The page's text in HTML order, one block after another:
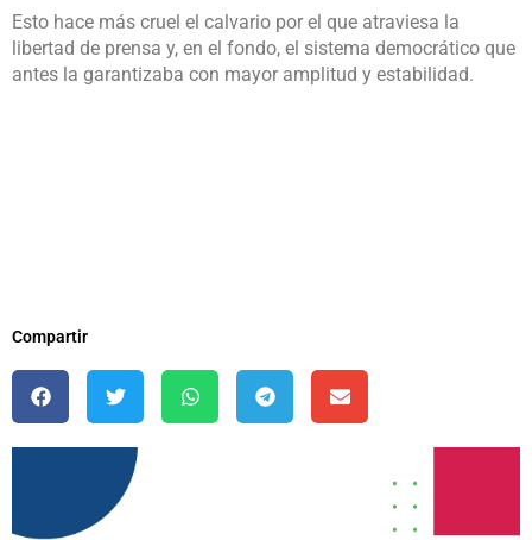
Esto hace más cruel el calvario por el que atraviesa la
libertad de prensa y, en el fondo, el sistema democrático que
antes la garantizaba con mayor amplitud y estabilidad.
Compartir